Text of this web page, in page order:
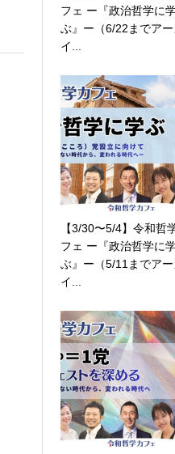
フェ ー『政治哲学に
ぶ』ー（6/22までアー
イ...
【3/30〜5/4】令和哲
フェ ー『政治哲学に
ぶ』ー（5/11までアー
イ...